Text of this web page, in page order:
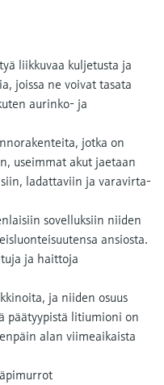
liikkuvaa kuljetusta ja
joissa ne voivat tasata
aurinko- ja
jotka on
useimmat akut jaetaan
ladattaviin ja varavirta-
sovelluksiin niiden
ansiosta.
ja haittoja
ja niiden osuus
päätyypistä litiumioni on
alan viimeaikaista